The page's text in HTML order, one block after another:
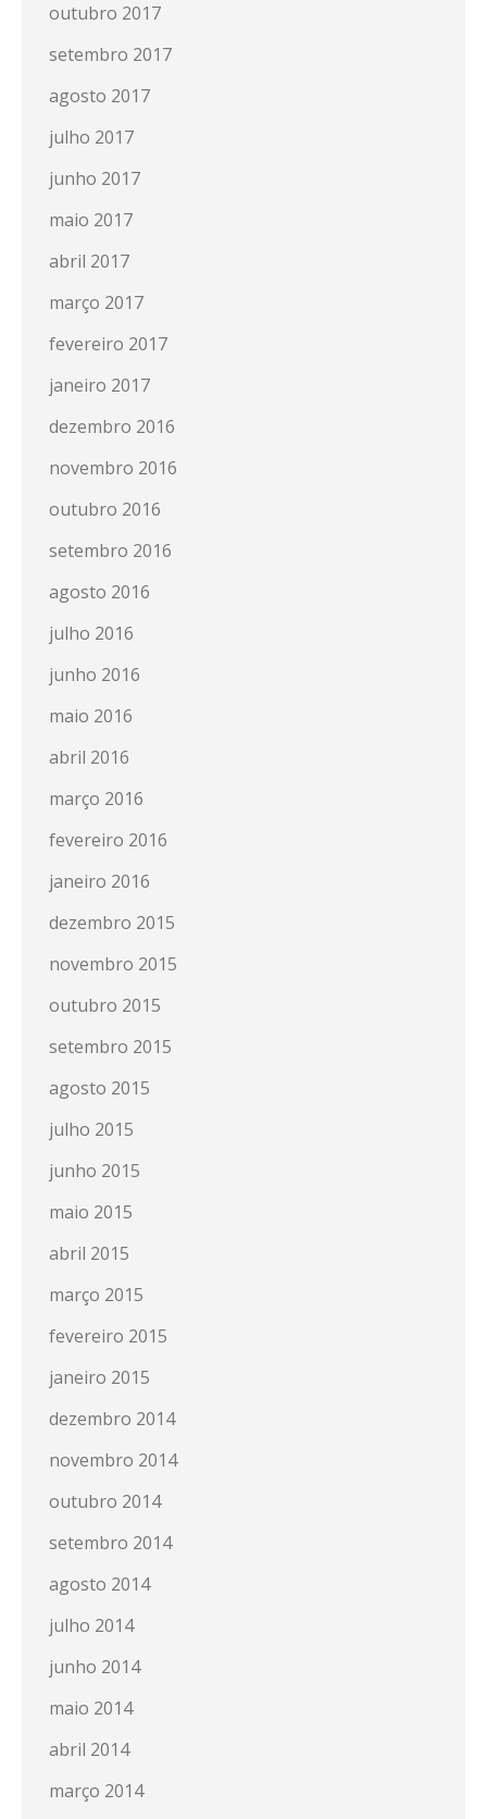
outubro 2017
setembro 2017
agosto 2017
julho 2017
junho 2017
maio 2017
abril 2017
março 2017
fevereiro 2017
janeiro 2017
dezembro 2016
novembro 2016
outubro 2016
setembro 2016
agosto 2016
julho 2016
junho 2016
maio 2016
abril 2016
março 2016
fevereiro 2016
janeiro 2016
dezembro 2015
novembro 2015
outubro 2015
setembro 2015
agosto 2015
julho 2015
junho 2015
maio 2015
abril 2015
março 2015
fevereiro 2015
janeiro 2015
dezembro 2014
novembro 2014
outubro 2014
setembro 2014
agosto 2014
julho 2014
junho 2014
maio 2014
abril 2014
março 2014